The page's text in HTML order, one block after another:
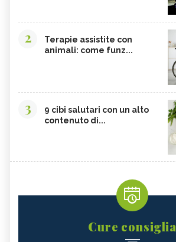
2
Terapie assistite con
animali: come funz...
3
9 cibi salutari con un alto
contenuto di...
Cure consiglia